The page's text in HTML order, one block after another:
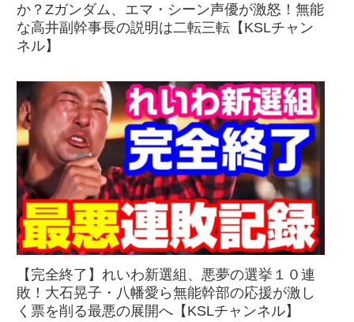
か？Zガンダム、エマ・シーン声優が激怒！無能
な高井副幹事長の説明は二転三転【KSLチャン
ネル】
【完全終了】れいわ新選組、悪夢の選挙１０連
敗！大石晃子・八幡愛ら無能幹部の応援が激し
く票を削る最悪の展開へ【KSLチャンネル】